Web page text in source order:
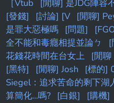
［Vtub
[閒聊] 是JDG陣容
[發錢]
[討論] [V [閒聊]
是罪大惡極嗎
[問題]
全不能和毒癮相提並論ㄅ
[
花錢花時間在台女上
[閒聊
[黑特]
[閒聊] Josh [標的]
Siegel：追求苦命的剩下湖
算簡化...嗎?
[白銀] [購機]